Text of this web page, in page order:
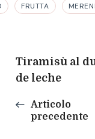
FRUTTA
Tiramisù al
de leche
Articolo
precedente